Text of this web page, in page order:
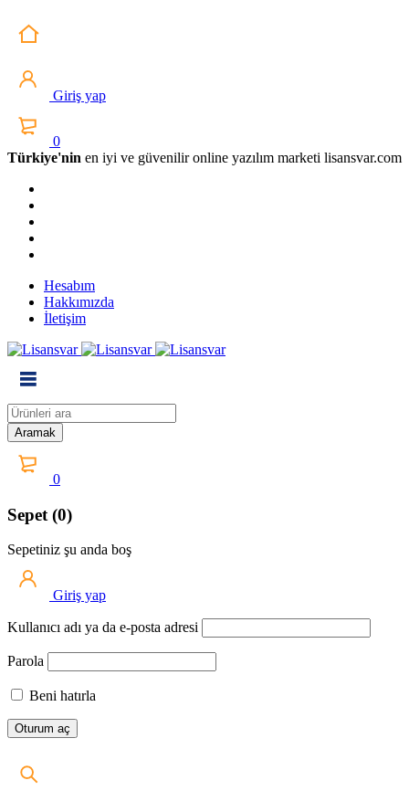
Giriş yap
0
Türkiye'nin en iyi ve güvenilir online yazılım marketi lisansvar.com
Hesabım
Hakkımızda
İletişim
0
Sepet (0)
Sepetiniz şu anda boş
Giriş yap
Kullanıcı adı ya da e-posta adresi
Parola
Beni hatırla